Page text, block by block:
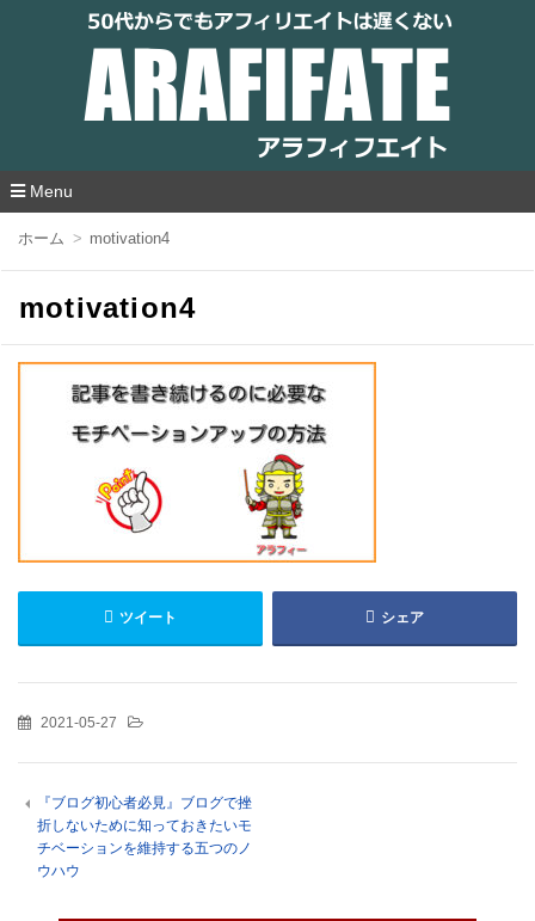
アラフィフエイト｜ 50代からでもアフィリ
エイトは遅くない
Menu
移
ホーム motivation4
motivation4
ツイート シェア
2021-05-27
『ブログ初心者必見』ブログで挫
折しないために知っておきたいモ
チベーションを維持する五つのノ
ウハウ